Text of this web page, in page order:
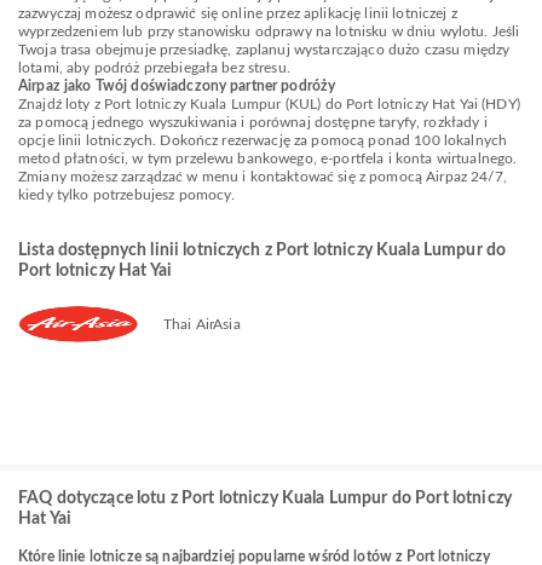
zazwyczaj możesz odprawić się online przez aplikację linii lotniczej z
wyprzedzeniem lub przy stanowisku odprawy na lotnisku w dniu wylotu. Jeśli
Twoja trasa obejmuje przesiadkę, zaplanuj wystarczająco dużo czasu między
lotami, aby podróż przebiegała bez stresu.
Airpaz jako Twój doświadczony partner podróży
Znajdź loty z Port lotniczy Kuala Lumpur (KUL) do Port lotniczy Hat Yai (HDY)
za pomocą jednego wyszukiwania i porównaj dostępne taryfy, rozkłady i
opcje linii lotniczych. Dokończ rezerwację za pomocą ponad 100 lokalnych
metod płatności, w tym przelewu bankowego, e-portfela i konta wirtualnego.
Zmiany możesz zarządzać w menu i kontaktować się z pomocą Airpaz 24/7,
kiedy tylko potrzebujesz pomocy.
Lista dostępnych linii lotniczych z Port lotniczy Kuala Lumpur do
Port lotniczy Hat Yai
Thai AirAsia
FAQ dotyczące lotu z Port lotniczy Kuala Lumpur do Port lotniczy
Hat Yai
Które linie lotnicze są najbardziej popularne wśród lotów z Port lotniczy